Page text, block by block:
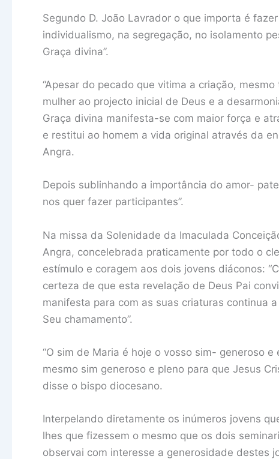
Segundo D. João Lavrador o que importa é
individualismo, na segregação, no isolamento
Graça divina”.
“Apesar do pecado que vitima a criação,
mulher ao projecto inicial de Deus e a
Graça divina manifesta-se com maior força e
e restitui ao homem a vida original através da
Angra.
Depois sublinhando a importância do amor-
nos quer fazer participantes”.
Na missa da Solenidade da Imaculada
Angra, concelebrada praticamente por todo o
estímulo e coragem aos dois jovens diáconos:
certeza de que esta revelação de Deus Pai
manifesta para com as suas criaturas continua
Seu chamamento”.
“O sim de Maria é hoje o vosso sim- generoso
mesmo sim generoso e pleno para que Jesus
disse o bispo diocesano.
Interpelando diretamente os inúmeros jovens
lhes que fizessem o mesmo que os dois
observai com interesse a generosidade destes